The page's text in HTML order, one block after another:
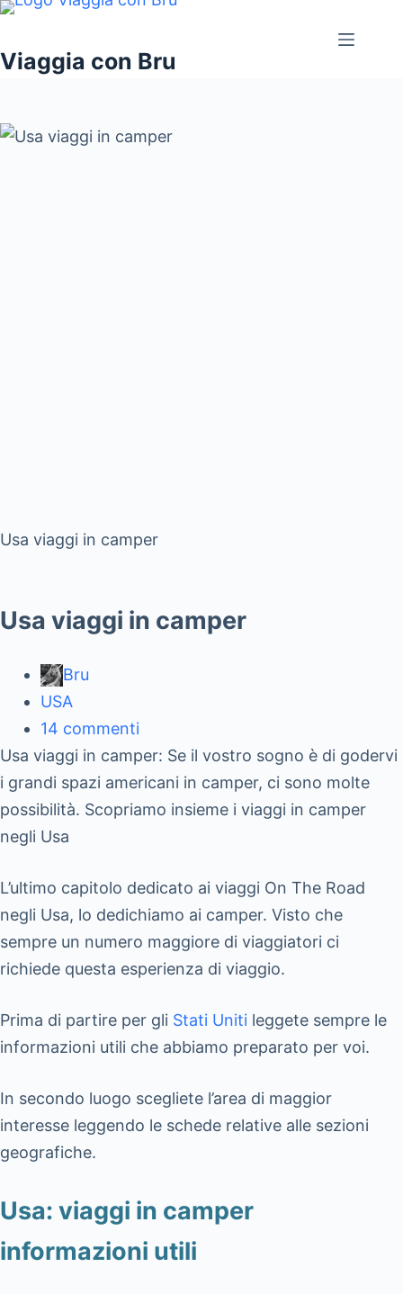
Salta
contenuto
Viaggia con Bru
Usa viaggi in camper
Usa viaggi in camper
Bru
USA
14 commenti
Usa viaggi in camper: Se il vostro sogno è di godervi
i grandi spazi americani in camper, ci sono molte
possibilità. Scopriamo insieme i viaggi in camper
negli Usa
L’ultimo capitolo dedicato ai viaggi On The Road
negli Usa, lo dedichiamo ai camper. Visto che
sempre un numero maggiore di viaggiatori ci
richiede questa esperienza di viaggio.
Prima di partire per gli Stati Uniti leggete sempre le
informazioni utili che abbiamo preparato per voi.
In secondo luogo scegliete l’area di maggior
interesse leggendo le schede relative alle sezioni
geografiche.
Usa: viaggi in camper
informazioni utili